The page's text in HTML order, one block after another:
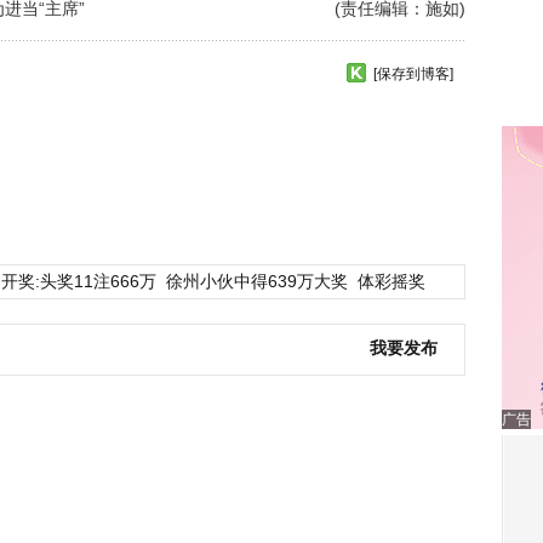
(责任编辑：施如)
当“主席”
[保存到博客]
奖:头奖11注666万 徐州小伙中得639万大奖 体彩摇奖
我要发布
广告